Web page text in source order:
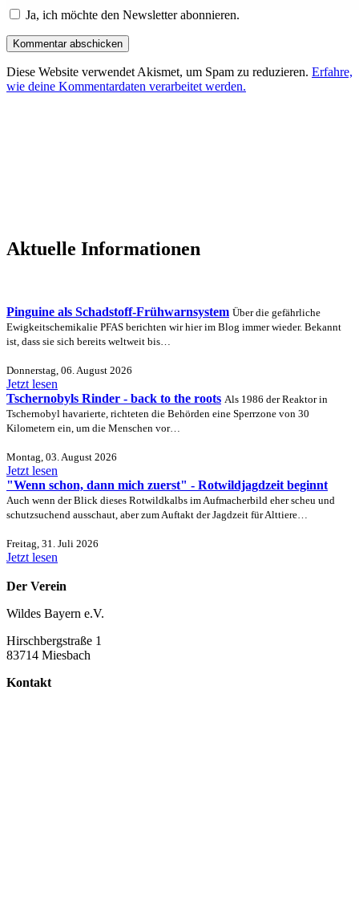
Ja, ich möchte den Newsletter abonnieren.
Diese Website verwendet Akismet, um Spam zu reduzieren. Erfahre,
wie deine Kommentardaten verarbeitet werden.
Aktuelle Informationen
Pinguine als Schadstoff-Frühwarnsystem Über die gefährliche
Ewigkeitschemikalie PFAS berichten wir hier im Blog immer wieder. Bekannt
ist, dass sie sich bereits weltweit bis…
Donnerstag, 06. August 2026
Jetzt lesen
Tschernobyls Rinder - back to the roots Als 1986 der Reaktor in
Tschernobyl havarierte, richteten die Behörden eine Sperrzone von 30
Kilometern ein, um die Menschen vor…
Montag, 03. August 2026
Jetzt lesen
"Wenn schon, dann mich zuerst" - Rotwildjagdzeit beginnt
Auch wenn der Blick dieses Rotwildkalbs im Aufmacherbild eher scheu und
schutzsuchend ausschaut, aber zum Auftakt der Jagdzeit für Alttiere…
Freitag, 31. Juli 2026
Jetzt lesen
Der Verein
Wildes Bayern e.V.
Hirschbergstraße 1
83714 Miesbach
Kontakt